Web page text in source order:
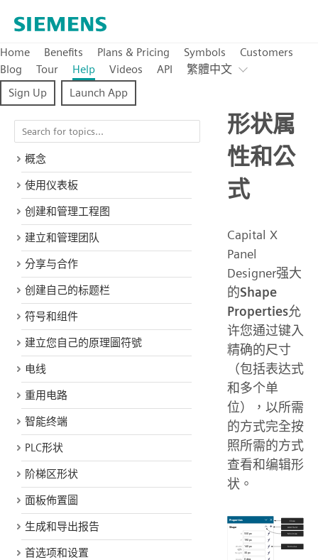
Home Benefits Plans & Pricing Symbols
Customers
Blog
Tour Help Videos API
繁體中文
Sign Up
Launch App
概念
使用仪表板
创建和管理工程图
建立和管理团队
分享与合作
创建自己的标题栏
符号和组件
建立您自己的原理圖符號
电线
重用电路
智能终端
PLC形状
阶梯区形状
面板佈置圖
生成和导出报告
首选项和设置
形状属
性和公
式
Capital X
Panel
Designer强大
的Shape
Properties允
许您通过键入
精确的尺寸
（包括表达式
和多个单
位），以所需
的方式完全按
照所需的方式
查看和编辑形
状。